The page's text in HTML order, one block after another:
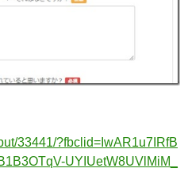
33441/?fbclid=IwAR1u7IRfB
UYIUetW8UVlMiM_